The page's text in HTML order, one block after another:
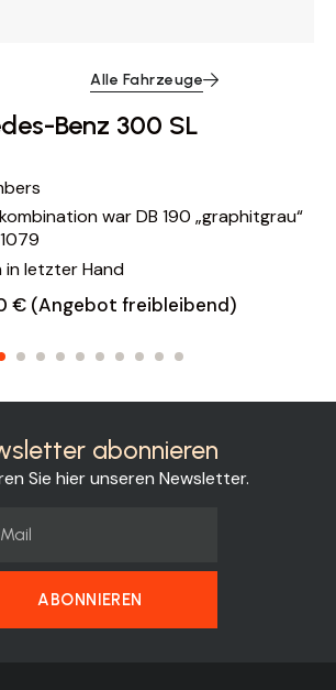
Alle Fahrzeuge
Benz 300 SL
war DB 190 „graphitgrau“
in letzter Hand
€ (Angebot freibleibend)
abonnieren
Sie hier unseren Newsletter.
ABONNIEREN